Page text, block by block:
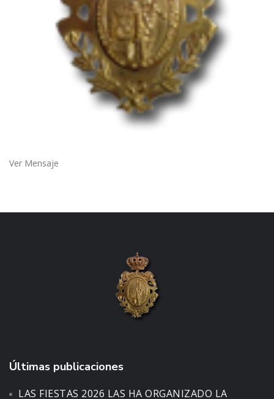
Ver Mensaje
Últimas publicaciones
LAS FIESTAS 2026 LAS HA ORGANIZADO LA